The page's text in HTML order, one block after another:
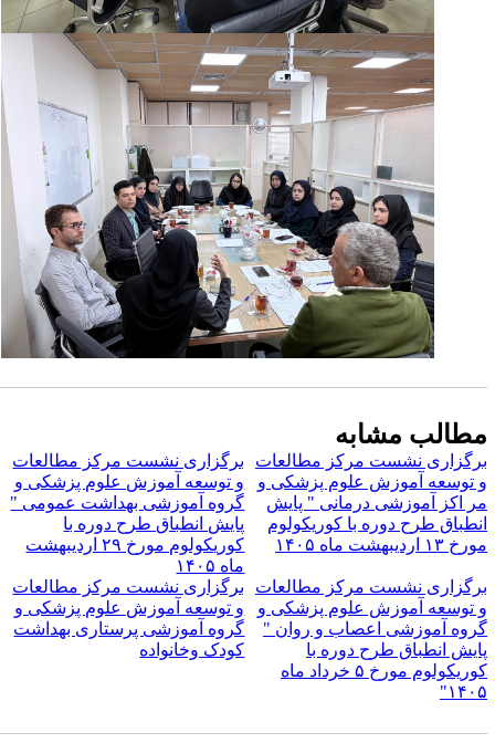
مطالب مشابه
برگزاری نشست مرکز مطالعات
و توسعه آموزش علوم پزشکی و
مر اکز آموزشی درمانی " پایش
انطباق طرح دوره با کوریکولوم
مورخ ۱۳ اردیبهشت ماه ۱۴۰۵
برگزاری نشست مرکز مطالعات
و توسعه آموزش علوم پزشکی و
گروه آموزشی بهداشت عمومی "
پایش انطباق طرح دوره با
کوریکولوم مورخ ۲۹ اردیبهشت
ماه ۱۴۰۵
برگزاری نشست مرکز مطالعات
و توسعه آموزش علوم پزشکی و
گروه آموزشی اعصاب و روان "
پایش انطباق طرح دوره با
کوریکولوم مورخ ۵ خرداد ماه
۱۴۰۵"
برگزاری نشست مرکز مطالعات
و توسعه آموزش علوم پزشکی و
گروه آموزشی پرستاری بهداشت
کودک وخانواده